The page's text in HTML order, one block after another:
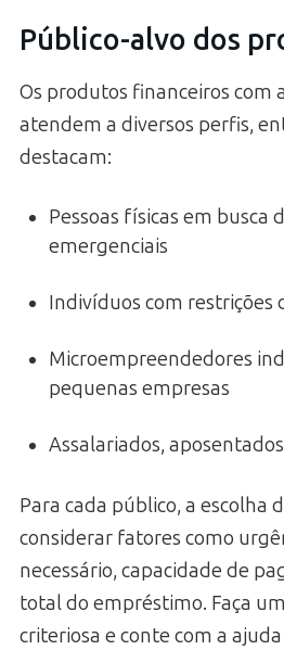
Público-alvo dos
Os produtos financeiros com
atendem a diversos perfis,
destacam:
Pessoas físicas em busca
emergenciais
Indivíduos com restrições
Microempreendedores
pequenas empresas
Assalariados,
Para cada público, a escolha
considerar fatores como
necessário, capacidade de
total do empréstimo. Faça
criteriosa e conte com a